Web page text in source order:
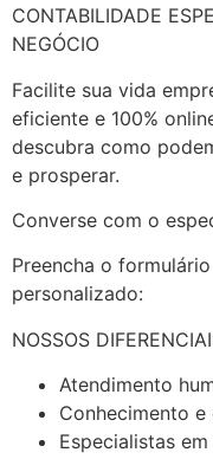
CONTABILIDADE
NEGÓCIO
Facilite sua vida
eficiente e 100%
descubra como
e prosperar.
Converse com o
Preencha o
personalizado:
NOSSOS
Atendimento
Conhecimento e
Especialistas